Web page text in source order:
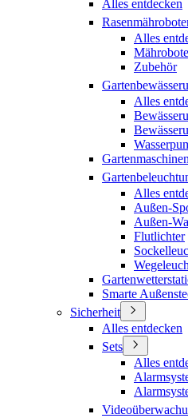
Alles entdecken
Alles
Zubehör
Alles
Gartenmaschinen
Alles
Außen-
Außen-
Flutlichter
Smarte
Sicherheit
Alles entdecken
Sets
Alles